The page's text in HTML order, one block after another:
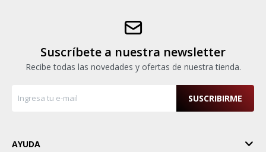
Suscríbete a nuestra newsletter
Recibe todas las novedades y ofertas de nuestra tienda.
SUSCRIBIRME
AYUDA